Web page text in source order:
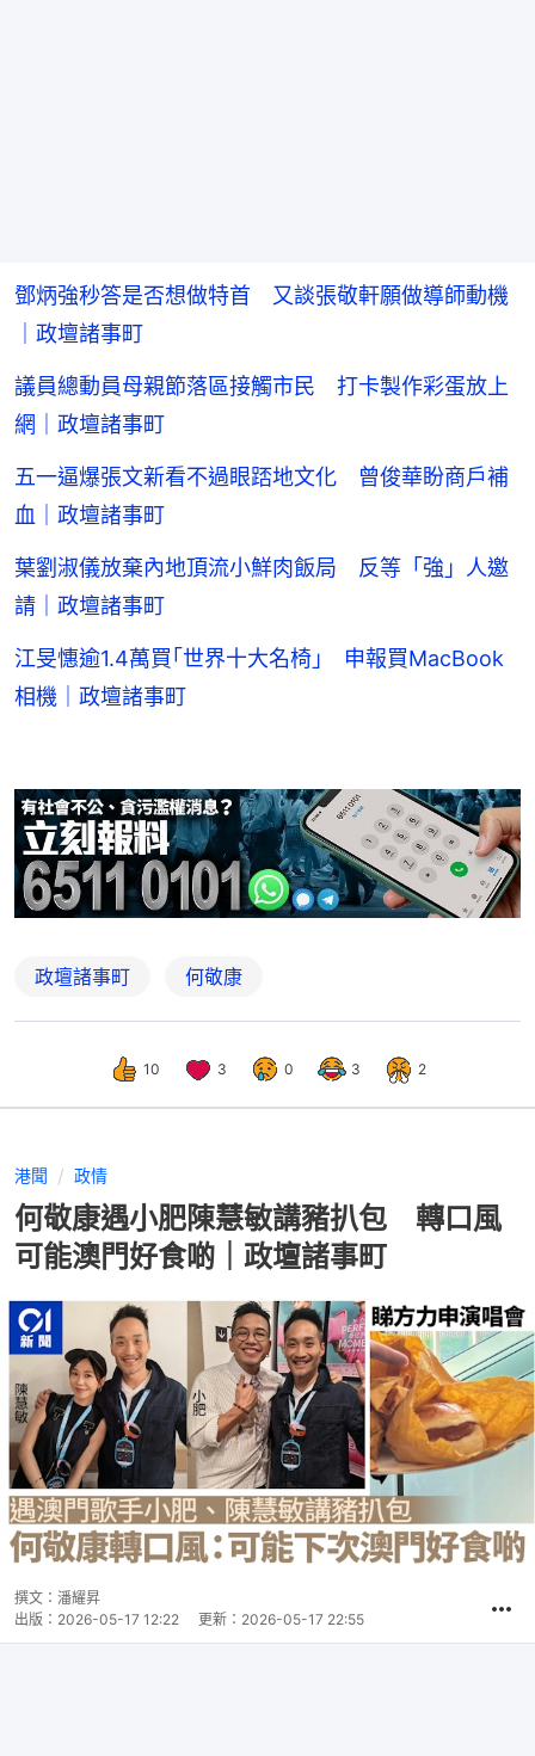
鄧炳強秒答是否想做特首 又談張敬軒願做導師動機
｜政壇諸事町
議員總動員母親節落區接觸市民 打卡製作彩蛋放上
網｜政壇諸事町
五一逼爆張文新看不過眼踎地文化 曾俊華盼商戶補
血｜政壇諸事町
葉劉淑儀放棄內地頂流小鮮肉飯局 反等「強」人邀
請｜政壇諸事町
江旻憓逾1.4萬買｢世界十大名椅｣ 申報買MacBook
相機｜政壇諸事町
政壇諸事町 何敬康
10 3 0 3 2
港聞 政情
何敬康遇小肥陳慧敏講豬扒包 轉口風
可能澳門好食啲｜政壇諸事町
撰文： 潘耀昇
出版： 2026-05-17 12:22 更新： 2026-05-17 22:55